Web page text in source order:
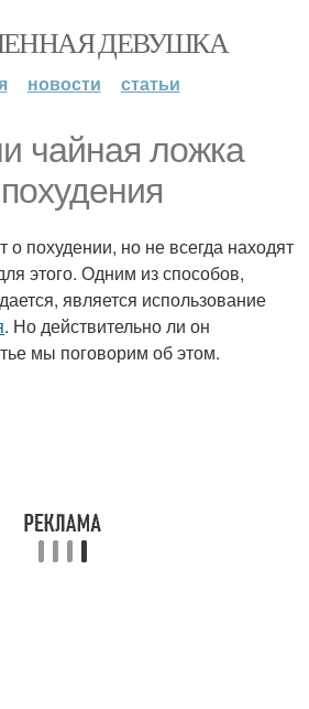
ДЕВУШКА
новости статьи
чайная ложка
похудении, но не всегда находят
этого. Одним из способов,
является использование
. Но действительно ли он
мы поговорим об этом.